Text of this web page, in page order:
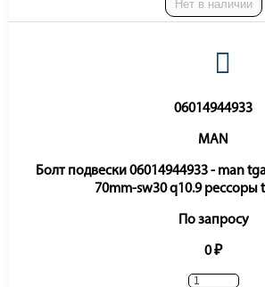
Нет в наличии
06014944933
MAN
Болт подвески 06014944933 - man
70mm-sw30 q10.9 рессоры
По запросу
0 ₽